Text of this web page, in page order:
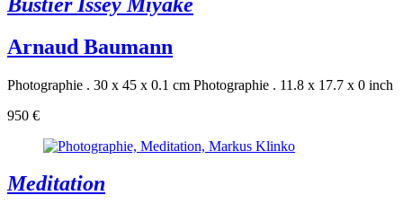
Arnaud Baumann
Photographie . 30 x 45 x 0.1 cm Photographie . 11.8 x 17.7 x 0 inch
950 €
Meditation